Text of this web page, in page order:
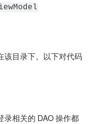
该目录下。以下对代码
相关的 DAO 操作都